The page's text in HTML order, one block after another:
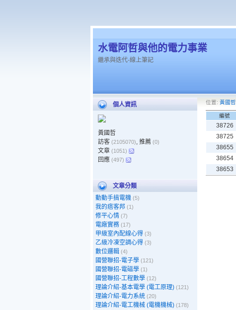
水電阿哲與他的電力事業
繼承與迭代-線上筆記
個人資訊
黃國哲
訪客 (2105070), 推薦 (0)
文章 (1051)
回應 (497)
文章分類
動動手搞電機 (5)
我的痞客邦 (1)
修平心情 (7)
電廠實務 (17)
甲級室內配線心得 (3)
乙級冷凍空調心得 (3)
數位邏輯 (4)
國營聯招-電子學 (121)
國營聯招-電磁學 (1)
國營聯招-工程數學 (12)
理論介紹-基本電學 (電工原理) (121)
理論介紹-電力系統 (20)
理論介紹-電工機械 (電機機械) (178)
位置: 黃國哲
編號
38726
38725
38655
38654
38653